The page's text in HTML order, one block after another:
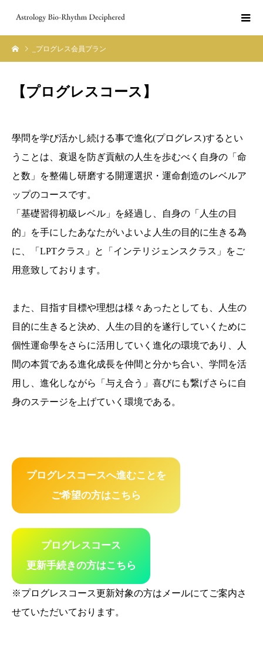
_プログレス会員プラン
【プログレスコース 】
學問を学び活かし続ける事で進化(プログレス)するとい
うことは、衰退を防ぎ貢献の人生を歩むべく自身の「命
と数」を整備し研磨する開運選択・運命創造のレベルア
ップのコースです。
「基礎習得初級レベル」を経過し、自身の「人生の目
的」を手にしたあなたがいよいよ人生の目的に生きる為
に、「LPTクラス」と「インテリジェンスクラス」をご
用意致しております。
また、目指す目標や理想は様々あったとしても、人生の
目的に生きると決め、人生の目的を遂行していくために
個性運命學をさらに活用していく進化の環境であり、人
間の本質である進化成長を仲間と分かち合い、学問を活
用し、進化しながら「与え合う」喜びにも繋げさらに自
身のステージを上げていく環境である。
プログレスコースへ進むことを
ご希望の方はこちら
プログレスコース
更新手続きの方はこちら
※プログレスコース更新対象の方はメールにてご案内さ
せていただいております。